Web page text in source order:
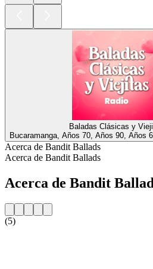
Baladas Clásicas y
Bucaramanga, Años 70, Años 90, Años
Acerca de Bandit Ballads
Acerca de Bandit Ballads
Acerca de Bandit
(5)